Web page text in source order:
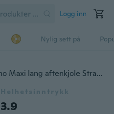
Logg inn
Nylig sett på
Dame sexy sommerkjole Boho Maxi lang aftenkjole Strandkjole sundress
Helhetsinntrykk
3.9